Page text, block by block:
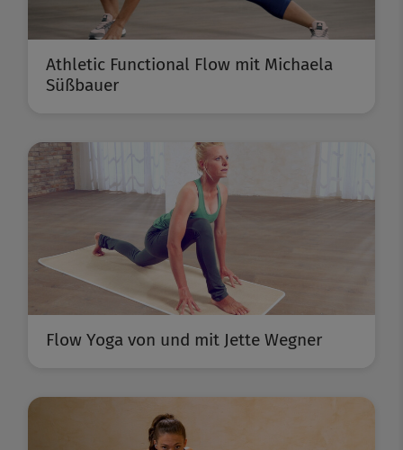
Athletic Functional Flow mit Michaela
Süßbauer
Flow Yoga von und mit Jette Wegner